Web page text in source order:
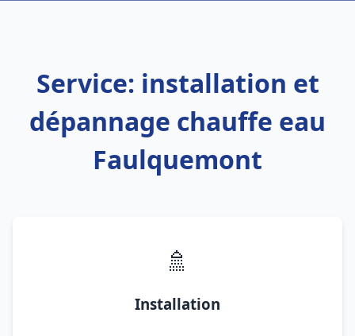
Service: installation et
dépannage chauffe eau
Faulquemont
🚿
Installation